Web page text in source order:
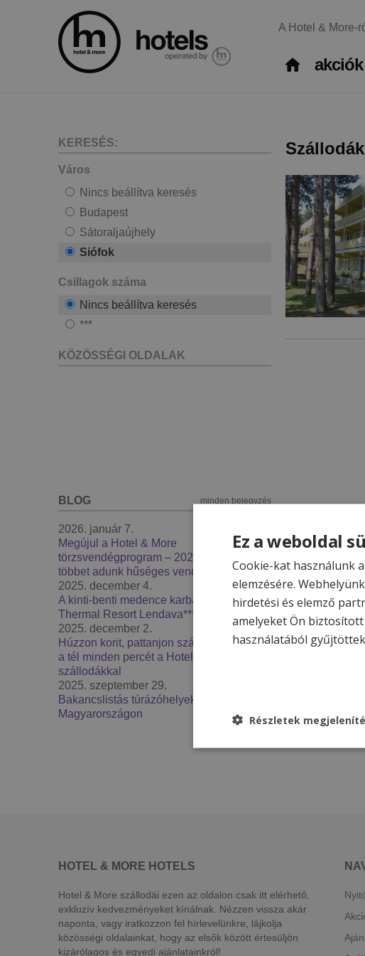
A Hotel & More-
akciók
Szállodák
KERESÉS:
Város
Nincs beállítva keresés
Budapest
Sátoraljaújhely
Siófok
Csillagok száma
Nincs beállítva keresés
***
KÖZÖSSÉGI OLDALAK
BLOG minden bejegyzés
2026. január 7.
Megújul a Hotel & More
törzsvendégprogram – 2026-ban még
többet adunk hűséges vendégeinknek
2025. december 4.
A kinti-benti medence karbantartás -
Thermal Resort Lendava***
2025. december 2.
Húzzon korit, pattanjon szánkóra – Élje át
a tél minden percét a Hotel & More
szállodákkal
2025. szeptember 29.
Bakancslistás túrázóhelyek
Magyarországon
HOTEL & MORE HOTELS
Hotel & More szállodái ezen az oldalon csak itt elérhető,
exkluzív kedvezményeket kínálnak. Nézzen vissza akár
naponta, vagy iratkozzon fel hírlevelünkre, lájkolja
közösségi oldalainkat, hogy az elsők között értesüljön
kizárólagos és egyedi ajánlatainkról!
Ez a weboldal
Cookie-kat használunk
elemzésére.
hirdetési és elemző
amelyeket Ön
használatából
Részletek